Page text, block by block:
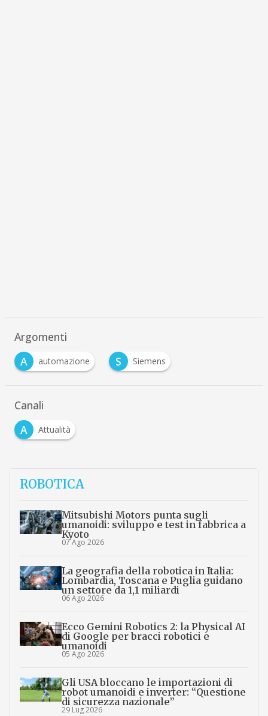
Argomenti
A
automazione S Siemens
Canali
A
Attualità
ROBOTICA
Mitsubishi Motors punta sugli
umanoidi: sviluppo e test in fabbrica a
Kyoto
07 Ago 2026
La geografia della robotica in Italia:
Lombardia, Toscana e Puglia guidano
un settore da 1,1 miliardi
06 Ago 2026
Ecco Gemini Robotics 2: la Physical AI
di Google per bracci robotici e
umanoidi
05 Ago 2026
Gli USA bloccano le importazioni di
robot umanoidi e inverter: “Questione
di sicurezza nazionale”
29 Lug 2026